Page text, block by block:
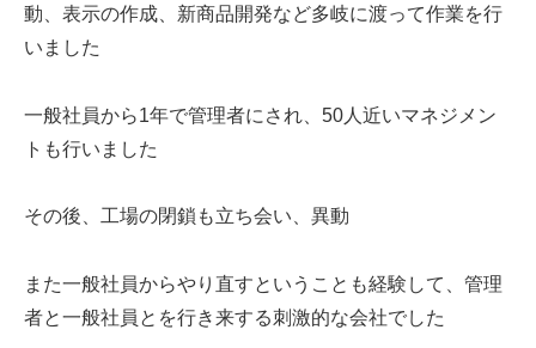
動、表示の作成、新商品開発など多岐に渡って作業を行
いました
一般社員から1年で管理者にされ、50人近いマネジメン
トも行いました
その後、工場の閉鎖も立ち会い、異動
また一般社員からやり直すということも経験して、管理
者と一般社員とを行き来する刺激的な会社でした